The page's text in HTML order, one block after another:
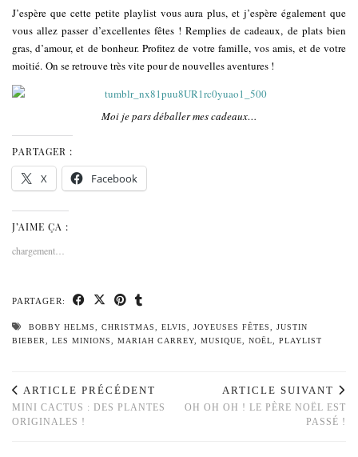
J’espère que cette petite playlist vous aura plus, et j’espère également que
vous allez passer d’excellentes fêtes ! Remplies de cadeaux, de plats bien
gras, d’amour, et de bonheur. Profitez de votre famille, vos amis, et de votre
moitié. On se retrouve très vite pour de nouvelles aventures !
Moi je pars déballer mes cadeaux…
PARTAGER :
X Facebook
J’AIME ÇA :
chargement…
PARTAGER:
BOBBY HELMS CHRISTMAS ELVIS JOYEUSES FÊTES
JUSTIN
BIEBER
LES MINIONS MARIAH CARREY MUSIQUE NOËL PLAYLIST
ARTICLE PRÉCÉDENT
MINI CACTUS : DES PLANTES
ORIGINALES !
ARTICLE SUIVANT
OH OH OH ! LE PÈRE NOËL EST
PASSÉ !